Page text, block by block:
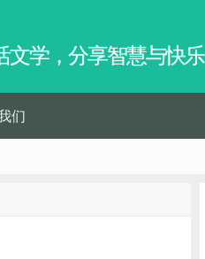
文学，分享智慧与快乐
们